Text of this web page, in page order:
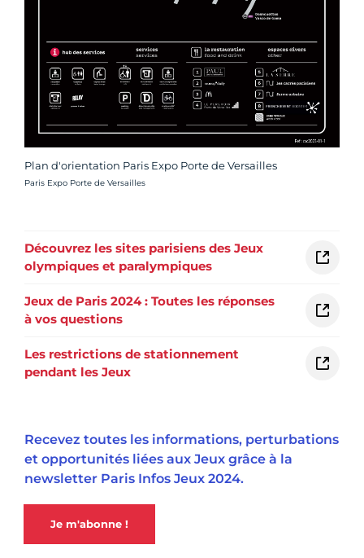
Plan d'orientation Paris Expo Porte de Versailles
Crédit photo :
Paris Expo Porte de Versailles
Découvrez les sites parisiens des Jeux
olympiques et paralympiques
Jeux de Paris 2024 : Toutes les réponses
à vos questions
Les restrictions de stationnement
pendant les Jeux
Recevez toutes les informations, perturbations
et opportunités liées aux Jeux grâce à la
newsletter Paris Infos Jeux 2024.
Je m'abonne !